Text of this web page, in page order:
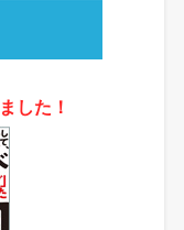
した！